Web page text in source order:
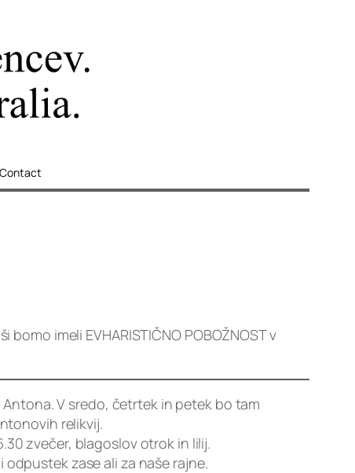
Contact
bomo imeli EVHARISTIČNO POBOŽNOST v
V sredo, četrtek in petek bo tam
relikvij.
zvečer, blagoslov otrok in lilij.
odpustek zase ali za naše rajne.